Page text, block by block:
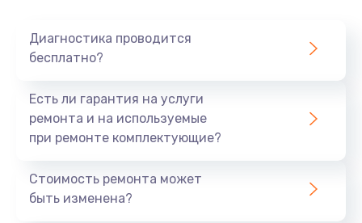
Диагностика проводится
бесплатно?
Есть ли гарантия на услуги
ремонта и на используемые
при ремонте комплектующие?
Стоимость ремонта может
быть изменена?